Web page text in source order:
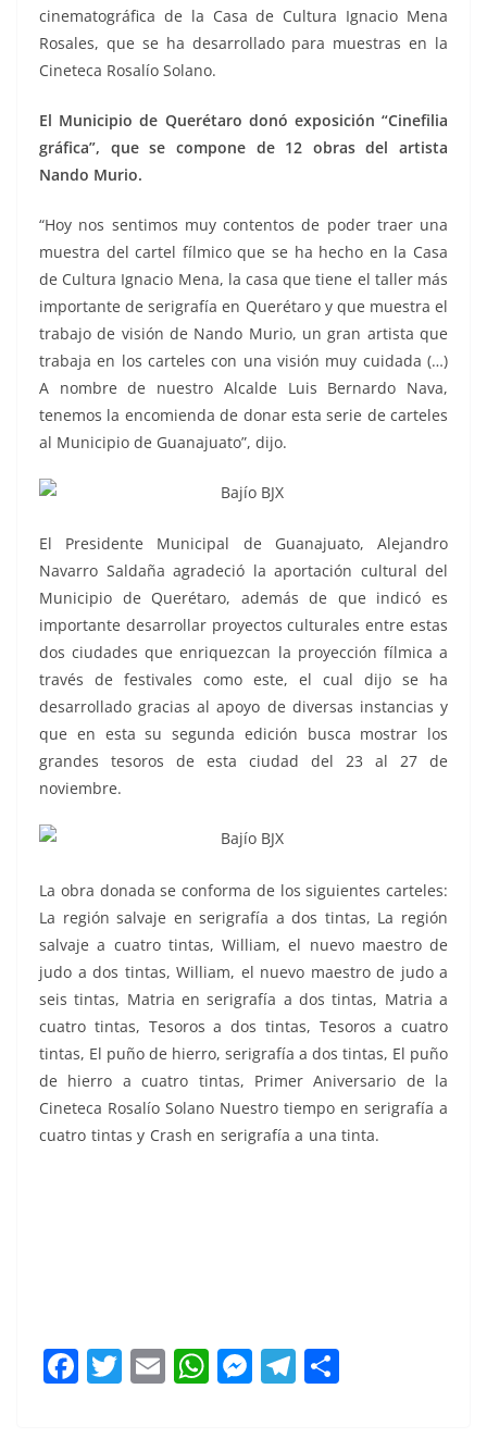
cinematográfica de la Casa de Cultura Ignacio Mena
Rosales, que se ha desarrollado para muestras en la
Cineteca Rosalío Solano.
El Municipio de Querétaro donó exposición “Cinefilia
gráfica”, que se compone de 12 obras del artista
Nando Murio.
“Hoy nos sentimos muy contentos de poder traer una
muestra del cartel fílmico que se ha hecho en la Casa
de Cultura Ignacio Mena, la casa que tiene el taller más
importante de serigrafía en Querétaro y que muestra el
trabajo de visión de Nando Murio, un gran artista que
trabaja en los carteles con una visión muy cuidada (…)
A nombre de nuestro Alcalde Luis Bernardo Nava,
tenemos la encomienda de donar esta serie de carteles
al Municipio de Guanajuato”, dijo.
El Presidente Municipal de Guanajuato, Alejandro
Navarro Saldaña agradeció la aportación cultural del
Municipio de Querétaro, además de que indicó es
importante desarrollar proyectos culturales entre estas
dos ciudades que enriquezcan la proyección fílmica a
través de festivales como este, el cual dijo se ha
desarrollado gracias al apoyo de diversas instancias y
que en esta su segunda edición busca mostrar los
grandes tesoros de esta ciudad del 23 al 27 de
noviembre.
La obra donada se conforma de los siguientes carteles:
La región salvaje en serigrafía a dos tintas, La región
salvaje a cuatro tintas, William, el nuevo maestro de
judo a dos tintas, William, el nuevo maestro de judo a
seis tintas, Matria en serigrafía a dos tintas, Matria a
cuatro tintas, Tesoros a dos tintas, Tesoros a cuatro
tintas, El puño de hierro, serigrafía a dos tintas, El puño
de hierro a cuatro tintas, Primer Aniversario de la
Cineteca Rosalío Solano Nuestro tiempo en serigrafía a
cuatro tintas y Crash en serigrafía a una tinta.
F T E W M T